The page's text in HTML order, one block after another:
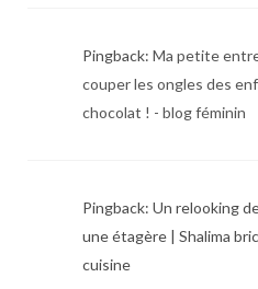
Pingback: Ma petite
couper les ongles des
chocolat ! - blog féminin
Pingback: Un relooking
une étagère | Shalima
cuisine